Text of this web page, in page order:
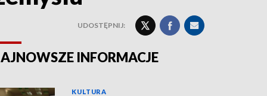
UDOSTĘPNIJ:
INFORMACJE
KULTURA